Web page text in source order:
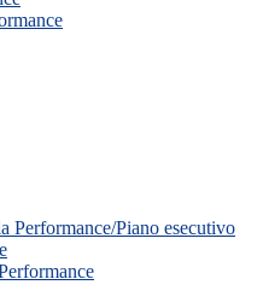
Performance/Piano esecutivo